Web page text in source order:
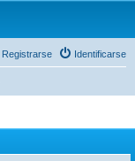
Identificarse
Registrarse